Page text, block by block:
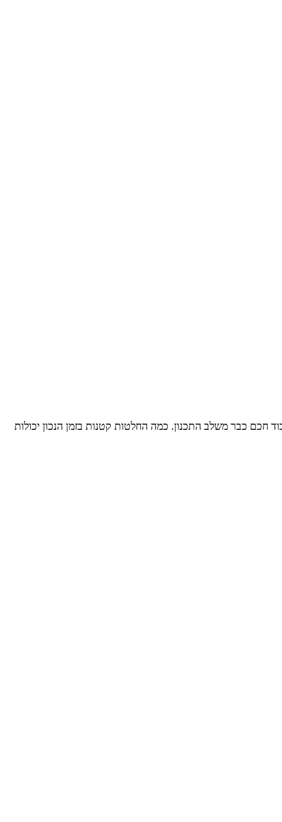
חכם כבר משלב התכנון. כמה החלטות קטנות בזמן הנכון יכולות